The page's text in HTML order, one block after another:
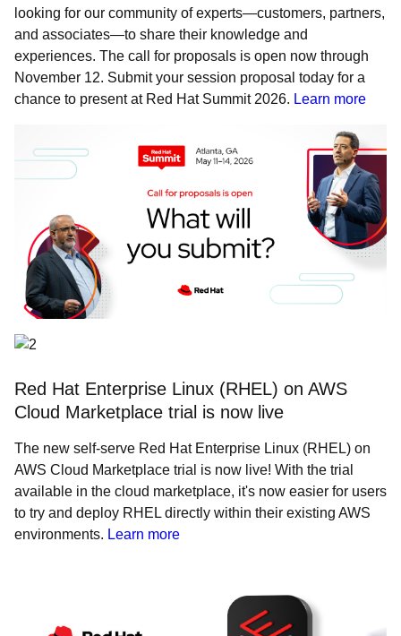
looking for our community of experts—customers, partners,
and associates—to share their knowledge and
experiences. The call for proposals is open now through
November 12. Submit your session proposal today for a
chance to present at Red Hat Summit 2026. Learn more
Red Hat Enterprise Linux (RHEL) on AWS
Cloud Marketplace trial is now live
The new self-serve Red Hat Enterprise Linux (RHEL) on
AWS Cloud Marketplace trial is now live! With the trial
available in the cloud marketplace, it's now easier for users
to try and deploy RHEL directly within their existing AWS
environments. Learn more